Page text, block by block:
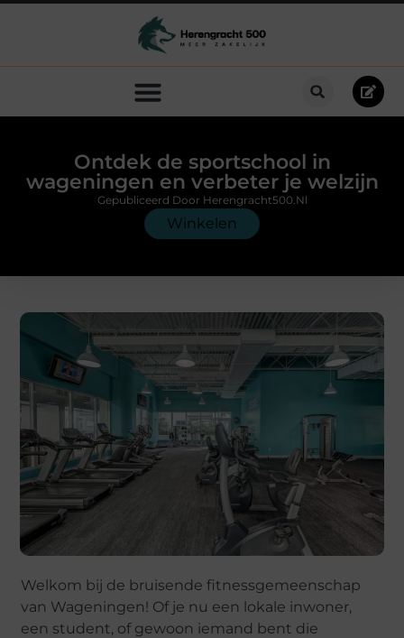
Ontdek de sportschool in
wageningen en verbeter je welzijn
Winkelen
Gepubliceerd Door Herengracht500.nl
Welkom bij de bruisende fitnessgemeenschap
van Wageningen! Of je nu een lokale inwoner,
een student, of gewoon iemand bent die